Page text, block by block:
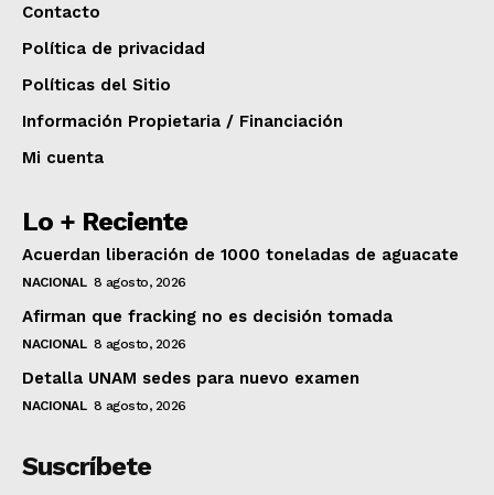
Contacto
Política de privacidad
Políticas del Sitio
Información Propietaria / Financiación
Mi cuenta
Lo + Reciente
Acuerdan liberación de 1000 toneladas de aguacate
NACIONAL 8 agosto, 2026
Afirman que fracking no es decisión tomada
NACIONAL 8 agosto, 2026
Detalla UNAM sedes para nuevo examen
NACIONAL 8 agosto, 2026
Suscríbete